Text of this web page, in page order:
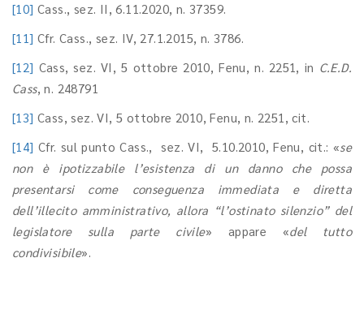
[10] Cass., sez. II, 6.11.2020, n. 37359.
[11] Cfr. Cass., sez. IV, 27.1.2015, n. 3786.
[12] Cass, sez. VI, 5 ottobre 2010, Fenu, n. 2251, in C.E.D.
Cass, n. 248791
[13] Cass, sez. VI, 5 ottobre 2010, Fenu, n. 2251, cit.
[14] Cfr. sul punto Cass., sez. VI, 5.10.2010, Fenu, cit.: «se
non è ipotizzabile l’esistenza di un danno che possa
presentarsi come conseguenza immediata e diretta
dell’illecito amministrativo, allora “l’ostinato silenzio” del
legislatore sulla parte civile» appare «del tutto
condivisibile».